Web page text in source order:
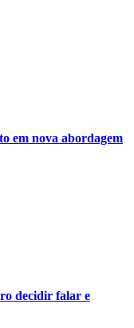
em nova abordagem
decidir falar e